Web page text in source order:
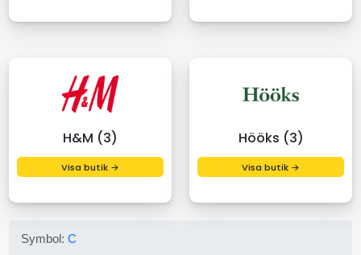
H&M (3)
Visa butik →
Hööks (3)
Visa butik →
Symbol:C